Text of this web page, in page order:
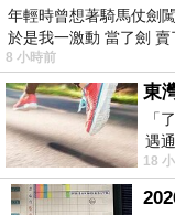
年輕時曾想著騎馬仗劍
於是我一激動 當了劍
8 小時前
東
「
遇
細
18